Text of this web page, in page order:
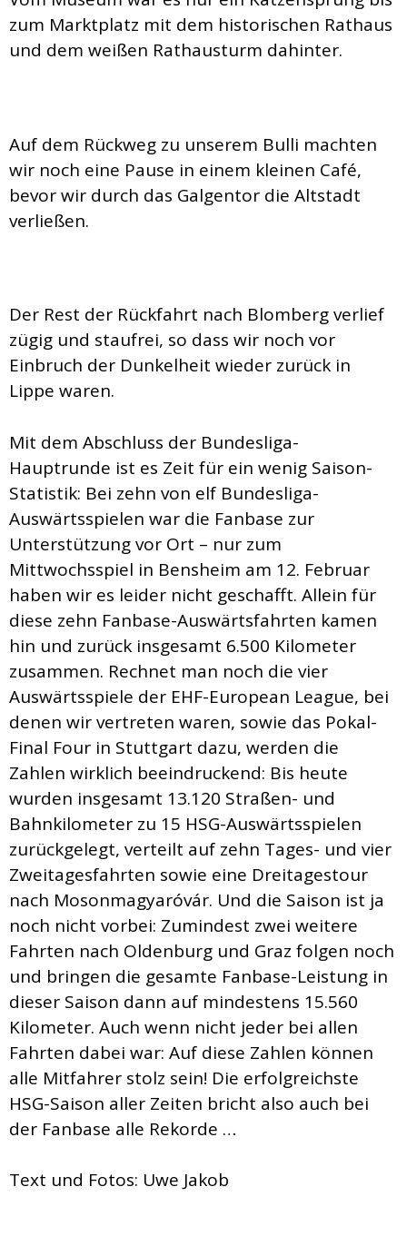
zum Marktplatz mit dem historischen Rathaus
und dem weißen Rathausturm dahinter.
Auf dem Rückweg zu unserem Bulli machten
wir noch eine Pause in einem kleinen Café,
bevor wir durch das Galgentor die Altstadt
verließen.
Der Rest der Rückfahrt nach Blomberg verlief
zügig und staufrei, so dass wir noch vor
Einbruch der Dunkelheit wieder zurück in
Lippe waren.
Mit dem Abschluss der Bundesliga-
Hauptrunde ist es Zeit für ein wenig Saison-
Statistik: Bei zehn von elf Bundesliga-
Auswärtsspielen war die Fanbase zur
Unterstützung vor Ort – nur zum
Mittwochsspiel in Bensheim am 12. Februar
haben wir es leider nicht geschafft. Allein für
diese zehn Fanbase-Auswärtsfahrten kamen
hin und zurück insgesamt 6.500 Kilometer
zusammen. Rechnet man noch die vier
Auswärtsspiele der EHF-European League, bei
denen wir vertreten waren, sowie das Pokal-
Final Four in Stuttgart dazu, werden die
Zahlen wirklich beeindruckend: Bis heute
wurden insgesamt 13.120 Straßen- und
Bahnkilometer zu 15 HSG-Auswärtsspielen
zurückgelegt, verteilt auf zehn Tages- und vier
Zweitagesfahrten sowie eine Dreitagestour
nach Mosonmagyaróvár. Und die Saison ist ja
noch nicht vorbei: Zumindest zwei weitere
Fahrten nach Oldenburg und Graz folgen noch
und bringen die gesamte Fanbase-Leistung in
dieser Saison dann auf mindestens 15.560
Kilometer. Auch wenn nicht jeder bei allen
Fahrten dabei war: Auf diese Zahlen können
alle Mitfahrer stolz sein! Die erfolgreichste
HSG-Saison aller Zeiten bricht also auch bei
der Fanbase alle Rekorde …
Text und Fotos: Uwe Jakob